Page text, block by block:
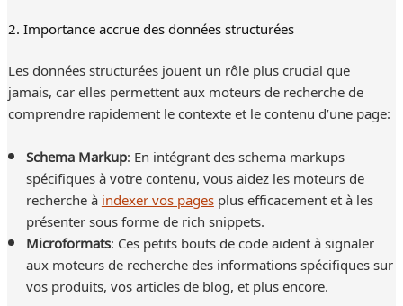
2. Importance accrue des données structurées
Les données structurées jouent un rôle plus crucial que
jamais, car elles permettent aux moteurs de recherche de
comprendre rapidement le contexte et le contenu d’une page:
Schema Markup: En intégrant des schema markups
spécifiques à votre contenu, vous aidez les moteurs de
recherche àindexer vos pagesplus efficacement et à les
présenter sous forme de rich snippets.
Microformats: Ces petits bouts de code aident à signaler
aux moteurs de recherche des informations spécifiques sur
vos produits, vos articles de blog, et plus encore.